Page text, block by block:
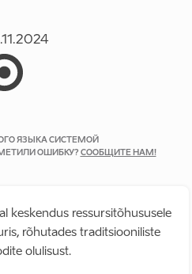
ЯЗЫКА СИСТЕМОЙ
ОШИБКУ? СООБЩИТЕ НАМ!
keskendus ressursitõhususele
rõhutades traditsiooniliste
olulisust.